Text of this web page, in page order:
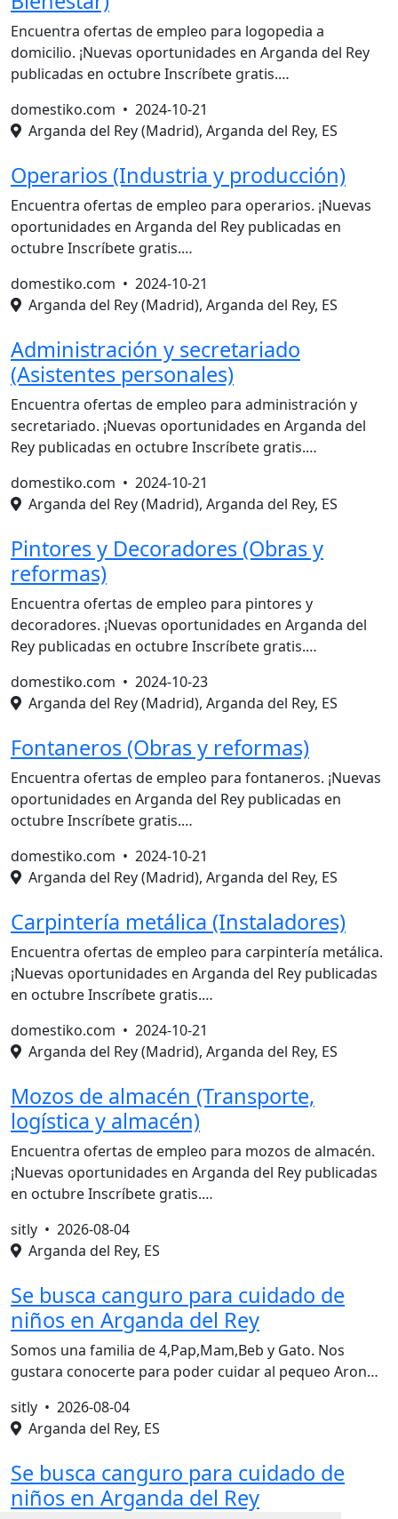
Encuentra ofertas de empleo para logopedia a
domicilio. ¡Nuevas oportunidades en Arganda del Rey
publicadas en octubre Inscríbete gratis.…
domestiko.com • 2024-10-21
Arganda del Rey (Madrid), Arganda del Rey, ES
Operarios (Industria y producción)
Encuentra ofertas de empleo para operarios. ¡Nuevas
oportunidades en Arganda del Rey publicadas en
octubre Inscríbete gratis.…
domestiko.com • 2024-10-21
Arganda del Rey (Madrid), Arganda del Rey, ES
Administración y secretariado
(Asistentes personales)
Encuentra ofertas de empleo para administración y
secretariado. ¡Nuevas oportunidades en Arganda del
Rey publicadas en octubre Inscríbete gratis.…
domestiko.com • 2024-10-21
Arganda del Rey (Madrid), Arganda del Rey, ES
Pintores y Decoradores (Obras y
reformas)
Encuentra ofertas de empleo para pintores y
decoradores. ¡Nuevas oportunidades en Arganda del
Rey publicadas en octubre Inscríbete gratis.…
domestiko.com • 2024-10-23
Arganda del Rey (Madrid), Arganda del Rey, ES
Fontaneros (Obras y reformas)
Encuentra ofertas de empleo para fontaneros. ¡Nuevas
oportunidades en Arganda del Rey publicadas en
octubre Inscríbete gratis.…
domestiko.com • 2024-10-21
Arganda del Rey (Madrid), Arganda del Rey, ES
Carpintería metálica (Instaladores)
Encuentra ofertas de empleo para carpintería metálica.
¡Nuevas oportunidades en Arganda del Rey publicadas
en octubre Inscríbete gratis.…
domestiko.com • 2024-10-21
Arganda del Rey (Madrid), Arganda del Rey, ES
Mozos de almacén (Transporte,
logística y almacén)
Encuentra ofertas de empleo para mozos de almacén.
¡Nuevas oportunidades en Arganda del Rey publicadas
en octubre Inscríbete gratis.…
sitly • 2026-08-04
Arganda del Rey, ES
Se busca canguro para cuidado de
niños en Arganda del Rey
Somos una familia de 4,Pap,Mam,Beb y Gato. Nos
gustara conocerte para poder cuidar al pequeo Aron…
sitly • 2026-08-04
Arganda del Rey, ES
Se busca canguro para cuidado de
niños en Arganda del Rey